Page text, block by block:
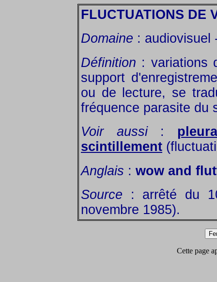
FLUCTUATIONS DE
Domaine : audiovisuel
Définition : variations
support
ou de lecture, se
fréquence parasite du
Voir aussi:
scintillement
Anglais : wow and
Source : arrêté du
novembre 1985).
Cette page